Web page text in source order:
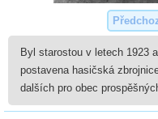
Byl starostou v letech 1923
postavena hasičská
dalších pro obec